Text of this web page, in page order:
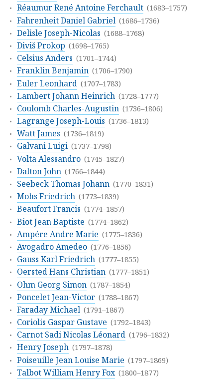
Réaumur René Antoine Ferchault (1683–1757)
Fahrenheit Daniel Gabriel (1686–1736)
Delisle Joseph-Nicolas (1688–1768)
Diviš Prokop (1698–1765)
Celsius Anders (1701–1744)
Franklin Benjamin (1706–1790)
Euler Leonhard (1707–1783)
Lambert Johann Heinrich (1728–1777)
Coulomb Charles-Augustin (1736–1806)
Lagrange Joseph-Louis (1736–1813)
Watt James (1736–1819)
Galvani Luigi (1737–1798)
Volta Alessandro (1745–1827)
Dalton John (1766–1844)
Seebeck Thomas Johann (1770–1831)
Mohs Friedrich (1773–1839)
Beaufort Francis (1774–1857)
Biot Jean Baptiste (1774–1862)
Ampére Andre Marie (1775–1836)
Avogadro Amedeo (1776–1856)
Gauss Karl Friedrich (1777–1855)
Oersted Hans Christian (1777–1851)
Ohm Georg Simon (1787–1854)
Poncelet Jean-Victor (1788–1867)
Faraday Michael (1791–1867)
Coriolis Gaspar Gustave (1792–1843)
Carnot Sadi Nicolas Léonard (1796–1832)
Henry Joseph (1797–1878)
Poiseuille Jean Louise Marie (1797–1869)
Talbot William Henry Fox (1800–1877)